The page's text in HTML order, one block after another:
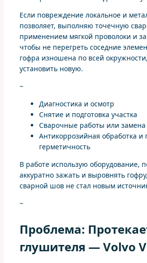
Если повреждение локальное и
позволяет, выполняю точечную
применением мягкой проволоки и
чтобы не перегреть соседние
гофра изношена по всей
установить новую.
~
Диагностика и осмотр
Снятие и подготовка участка
Сварочные работы или замена
Антикоррозийная обработка и
герметичность
В работе использую оборудование,
аккуратно зажать и выровнять
сварной шов не стал новым
~
Проблема:
глушителя — Volvo